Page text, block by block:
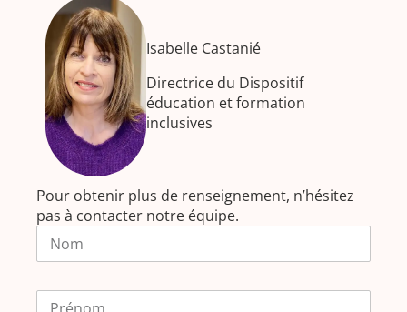
Isabelle Castanié
Directrice du Dispositif
éducation et formation
inclusives
Pour obtenir plus de renseignement, n’hésitez
pas à contacter notre équipe.